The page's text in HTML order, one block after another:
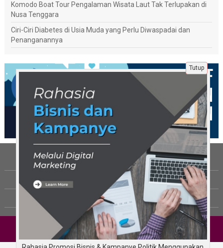
Komodo Boat Tour Pengalaman Wisata Laut Tak Terlupakan di
Nusa Tenggara
Ciri-Ciri Diabetes di Usia Muda yang Perlu Diwaspadai dan
Penanganannya
Tentang Kami
Berita
Disclaimer
Copyright © Pengalamanku.com 2026
All rights reserved
Tutup